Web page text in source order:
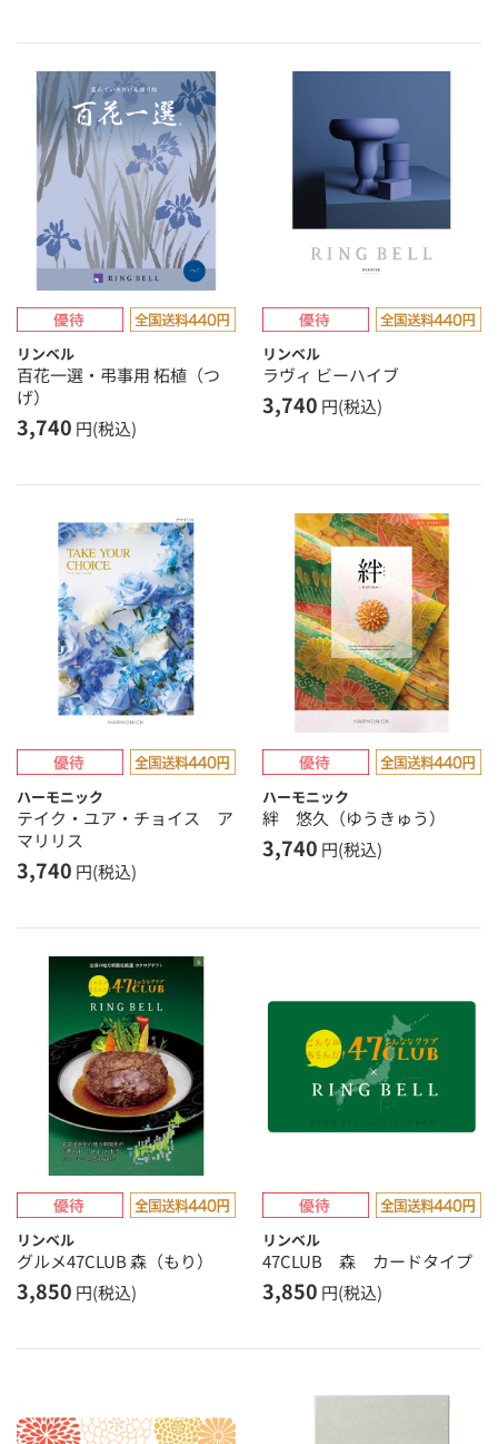
リンベル
百花一選・弔事用 柘植（つ
げ）
3,740 円(税込)
リンベル
ラヴィ ビーハイブ
3,740 円(税込)
ハーモニック
テイク・ユア・チョイス ア
マリリス
3,740 円(税込)
ハーモニック
絆 悠久（ゆうきゅう）
3,740 円(税込)
リンベル
グルメ47CLUB 森（もり）
3,850 円(税込)
リンベル
47CLUB 森 カードタイプ
3,850 円(税込)